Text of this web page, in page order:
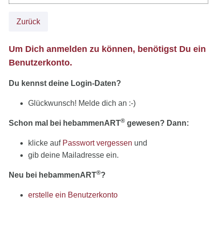
Zurück
Um Dich anmelden zu können, benötigst Du ein
Benutzerkonto.
Du kennst deine Login-Daten?
Glückwunsch! Melde dich an :-)
Schon mal bei hebammenART® gewesen? Dann:
klicke auf Passwort vergessen und
gib deine Mailadresse ein.
Neu bei hebammenART®?
erstelle ein Benutzerkonto